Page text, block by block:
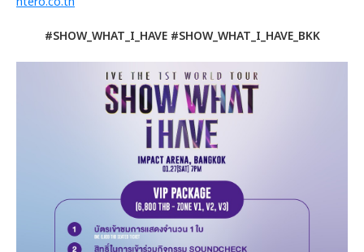
#SHOW_WHAT_I_HAVE #SHOW_WHAT_I_HAVE_BKK